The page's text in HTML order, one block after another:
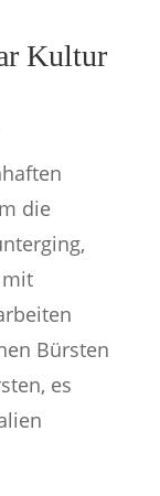
Kultur
die
Bürsten
es